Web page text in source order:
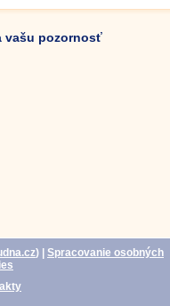
vašu pozornosť
)
Spracovanie osobných